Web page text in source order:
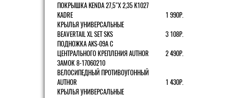
ПОКРЫШКА KENDA 27,5"Х 2,35 K1027
KADRE
1 990Р.
КРЫЛЬЯ УНИВЕРСАЛЬНЫЕ
BEAVERTAIL XL SET SKS
3 108Р.
ПОДНОЖКА AKS-09A C
ЦЕНТРАЛЬНОГО КРЕПЛЕНИЯ AUTHOR
2 490Р.
ЗАМОК 8-17060210
ВЕЛОСИПЕДНЫЙ ПРОТИВОУГОННЫЙ
AUTHOR
1 430Р.
КРЫЛЬЯ УНИВЕРСАЛЬНЫЕ